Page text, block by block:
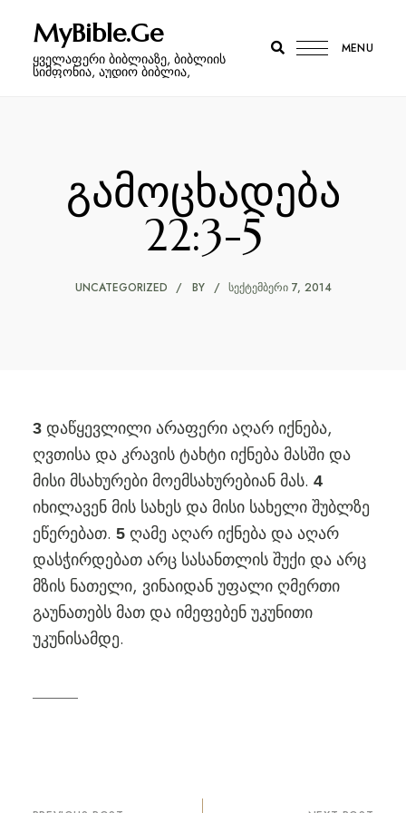
MyBible.Ge
ყველაფერი ბიბლიაზე, ბიბლიის
სიმფონია, აუდიო ბიბლია,
MENU
გამოცხადება
22:3-5
UNCATEGORIZED BY ᲡᲔᲥᲢᲔᲛᲑᲔᲠᲘ 7, 2014
3 დაწყევლილი არაფერი აღარ იქნება,
ღვთისა და კრავის ტახტი იქნება მასში და
მისი მსახურები მოემსახურებიან მას. 4
იხილავენ მის სახეს და მისი სახელი შუბლზე
ეწერებათ. 5 ღამე აღარ იქნება და აღარ
დასჭირდებათ არც სასანთლის შუქი და არც
მზის ნათელი, ვინაიდან უფალი ღმერთი
გაუნათებს მათ და იმეფებენ უკუნითი
უკუნისამდე.